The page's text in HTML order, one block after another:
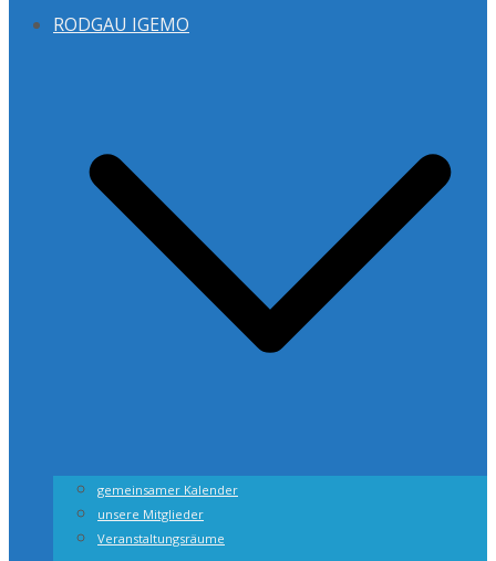
RODGAU IGEMO
gemeinsamer Kalender
unsere Mitglieder
Veranstaltungsräume